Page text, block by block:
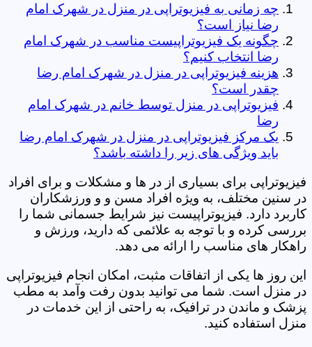
چه زمانی به فیزیوتراپی در منزل در شهرک امام
رضا نیاز است؟
چگونه یک فیزیوتراپیست مناسب در شهرک امام
رضا انتخاب کنیم؟
هزینه فیزیوتراپی در منزل در شهرک امام رضا
چقدر است؟
فیزیوتراپی در منزل توسط خانم در شهرک امام
رضا
یک مرکز فیزیوتراپی در منزل در شهرک امام رضا
باید ویژگی های زیر را داشته باشد؟
فیزیوتراپی برای بسیاری از در ها و مشکلات و برای افراد
در سنین مختلف، به ویژه افراد مسن و و ورزشکاران
کاربرد دارد. فیزیوتراپیست نیز شرایط جسمانی شما را
بررسی کرده و با توجه به علائمی که دارید، ورزش و
راهکار های مناسب را ارائه می دهد.
این روز ها یکی از اتفاقات مثبت، امکان انجام فیزیوتراپی
در منزل است. شما می توانید بدون رفت وآمد به مطب
پزشک و ماندن در ترافیک، به راحتی از این خدمات در
منزل استفاده کنید.